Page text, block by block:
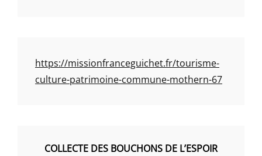
https://missionfranceguichet.fr/tourisme-
culture-patrimoine-commune-mothern-67
COLLECTE DES BOUCHONS DE L’ESPOIR